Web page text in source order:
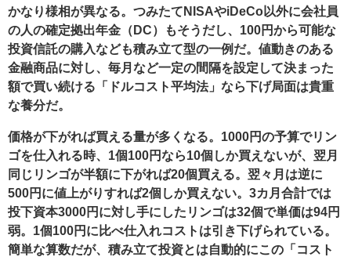
かなり様相が異なる。つみたてNISAやiDeCo以外に会社員
の人の確定拠出年金（DC）もそうだし、100円から可能な
投資信託の購入なども積み立て型の一例だ。値動きのある
金融商品に対し、毎月など一定の間隔を設定して決まった
額で買い続ける「ドルコスト平均法」なら下げ局面は貴重
な養分だ。
価格が下がれば買える量が多くなる。1000円の予算でリン
ゴを仕入れる時、1個100円なら10個しか買えないが、翌月
同じリンゴが半額に下がれば20個買える。翌々月は逆に
500円に値上がりすれば2個しか買えない。3カ月合計では
投下資本3000円に対し手にしたリンゴは32個で単価は94円
弱。1個100円に比べ仕入れコストは引き下げられている。
簡単な算数だが、積み立て投資とは自動的にこの「コスト